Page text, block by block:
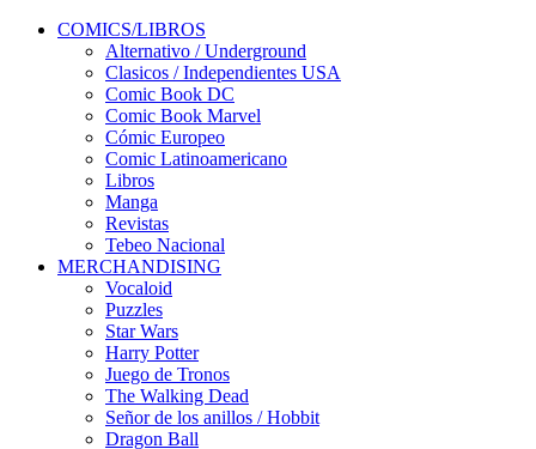
COMICS/LIBROS
Alternativo / Underground
Clasicos / Independientes USA
Comic Book DC
Comic Book Marvel
Cómic Europeo
Comic Latinoamericano
Libros
Manga
Revistas
Tebeo Nacional
MERCHANDISING
Vocaloid
Puzzles
Star Wars
Harry Potter
Juego de Tronos
The Walking Dead
Señor de los anillos / Hobbit
Dragon Ball